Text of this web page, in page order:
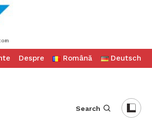
Despre Română Deutsch
Search